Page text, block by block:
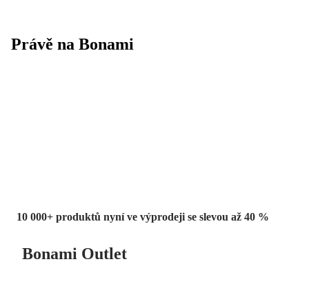
Právě na Bonami
10 000+ produktů nyní ve výprodeji se slevou až 40 %
Bonami Outlet